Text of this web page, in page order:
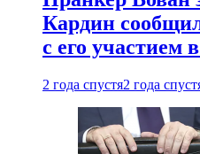
Кардин
с его участием
2 года спустя2 года